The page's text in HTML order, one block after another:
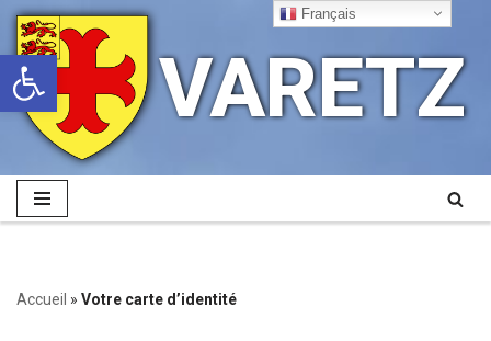
Ouvrir la barre d’outils
Aller
au
contenu
VARETZ
Accueil » Votre carte d’identité
Français